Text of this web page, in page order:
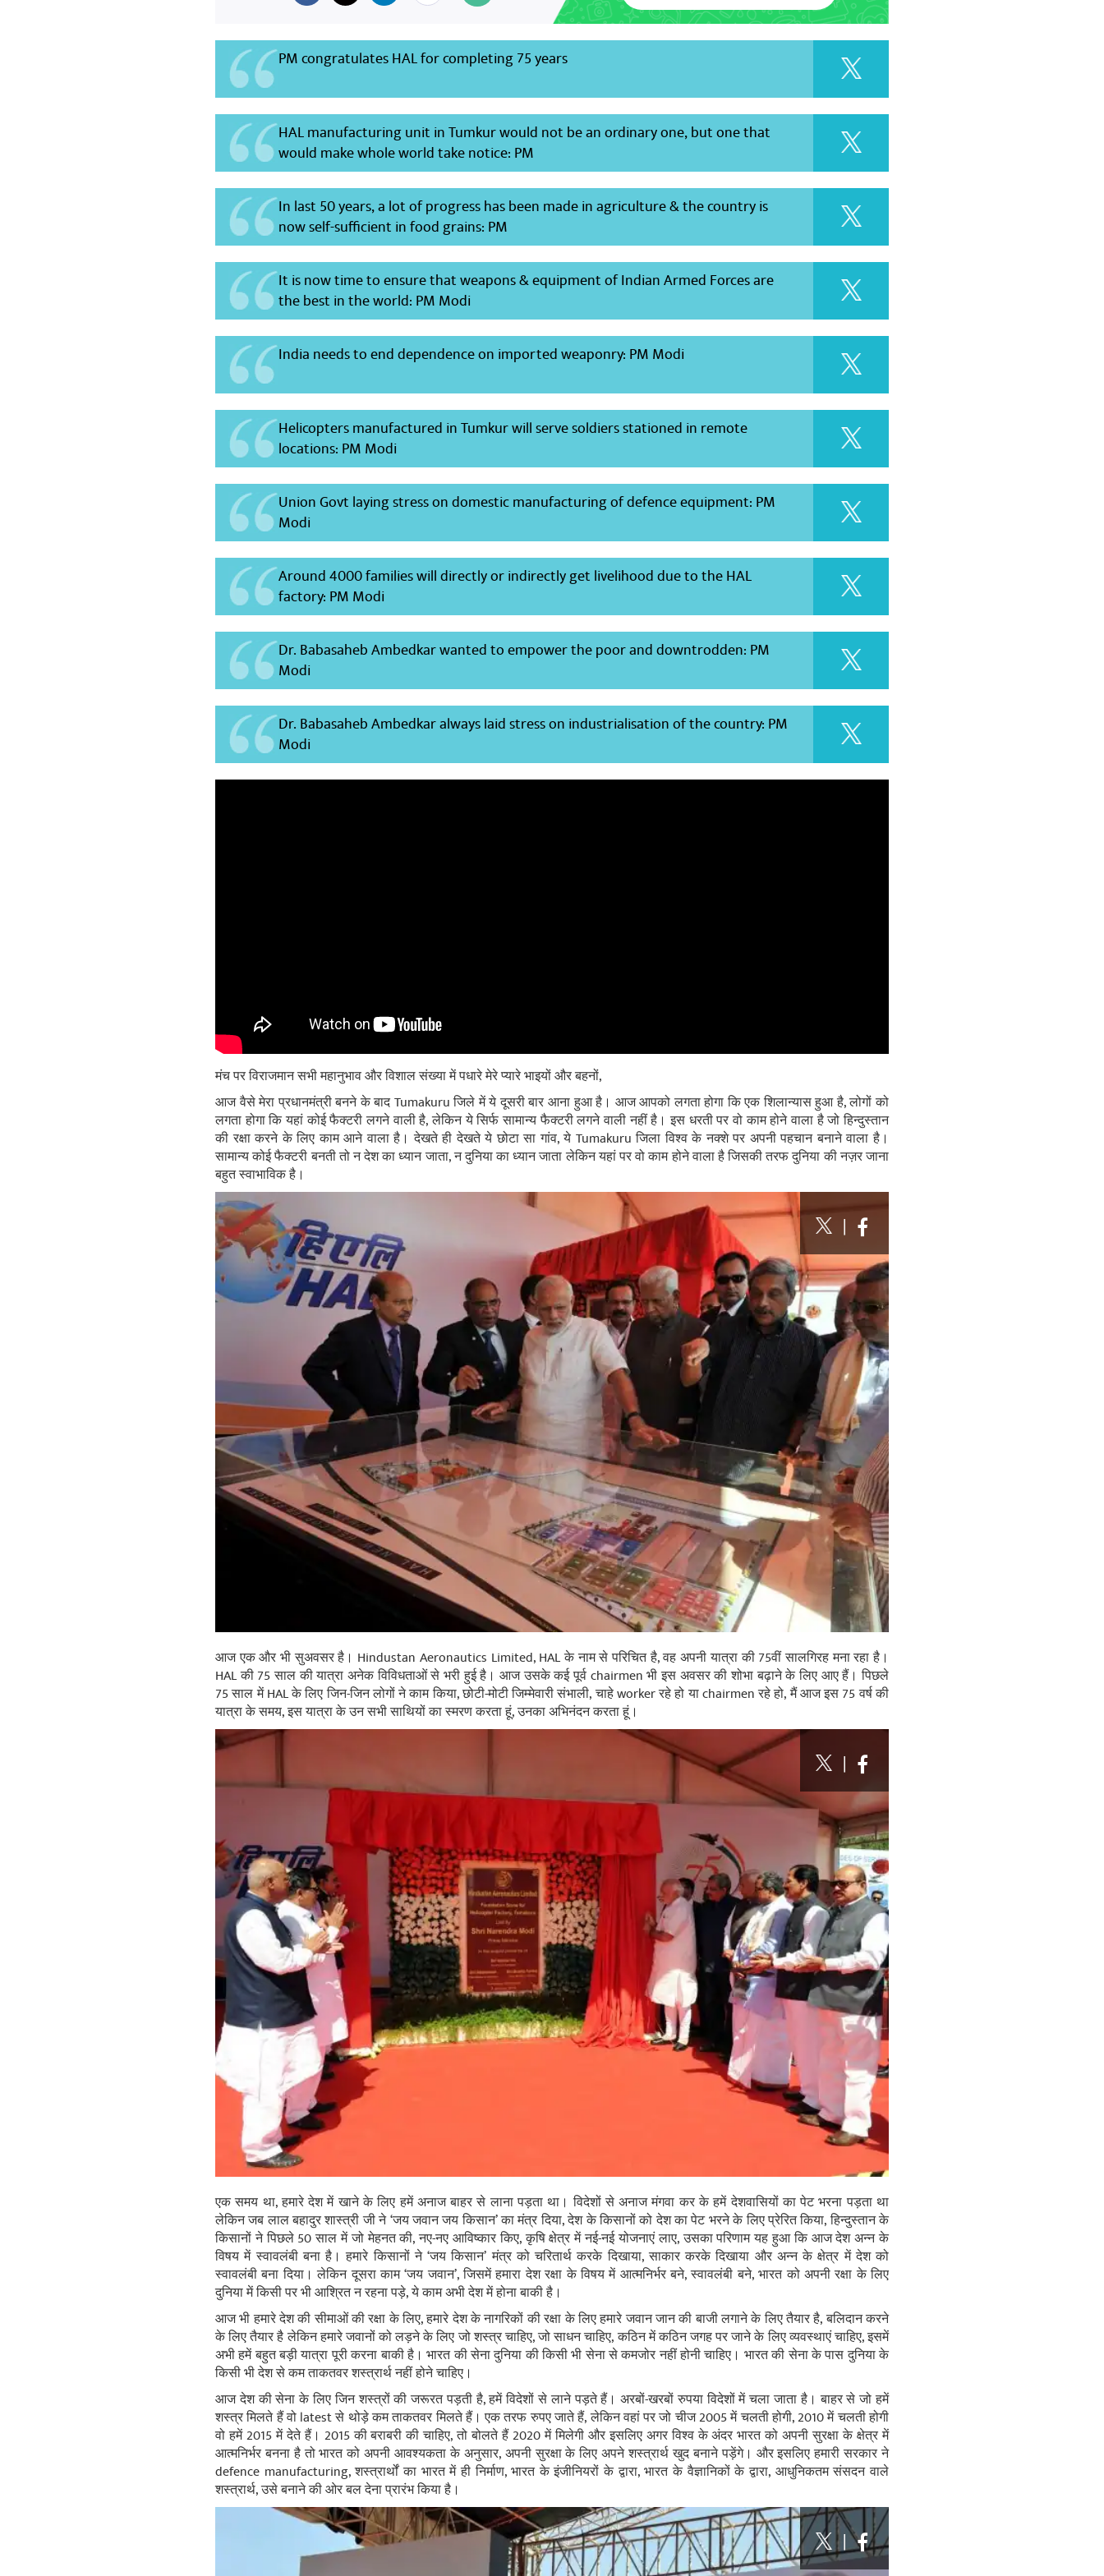
PM congratulates HAL for completing 75 years
HAL manufacturing unit in Tumkur would not be an ordinary one, but one that
would make whole world take notice: PM
In last 50 years, a lot of progress has been made in agriculture & the country is
now self-sufficient in food grains: PM
It is now time to ensure that weapons & equipment of Indian Armed Forces are
the best in the world: PM Modi
India needs to end dependence on imported weaponry: PM Modi
Helicopters manufactured in Tumkur will serve soldiers stationed in remote
locations: PM Modi
Union Govt laying stress on domestic manufacturing of defence equipment: PM
Modi
Around 4000 families will directly or indirectly get livelihood due to the HAL
factory: PM Modi
Dr. Babasaheb Ambedkar wanted to empower the poor and downtrodden: PM
Modi
Dr. Babasaheb Ambedkar always laid stress on industrialisation of the country: PM
Modi
मंच पर विराजमान सभी महानुभाव और विशाल संख्या में पधारे मेरे प्‍यारे भाइयों और बहनों,
आज वैसे मेरा प्रधानमंत्री बनने के बाद Tumakuru जिले में ये दूसरी बार आना हुआ है। आज आपको लगता होगा कि एक शिलान्‍यास हुआ है, लोगों को
लगता होगा कि यहां कोई फैक्‍टरी लगने वाली है, लेकिन ये सिर्फ सामान्‍य फैक्‍टरी लगने वाली नहीं है। इस धरती पर वो काम होने वाला है जो हिन्‍दुस्‍तान
की रक्षा करने के लिए काम आने वाला है। देखते ही देखते ये छोटा सा गांव, ये Tumakuru जिला विश्‍व के नक्‍शे पर अपनी पहचान बनाने वाला है।
सामान्‍य कोई फैक्‍टरी बनती तो न देश का ध्‍यान जाता, न दुनिया का ध्‍यान जाता लेकिन यहां पर वो काम होने वाला है जिसकी तरफ दुनिया की नज़र जाना
बहुत स्‍वाभाविक है।
|
आज एक और भी सुअवसर है। Hindustan Aeronautics Limited, HAL के नाम से परिचित है, वह अपनी यात्रा की 75वीं सालगिरह मना रहा है।
HAL की 75 साल की यात्रा अनेक विविधताओं से भरी हुई है। आज उसके कई पूर्व chairmen भी इस अवसर की शोभा बढ़ाने के लिए आए हैं। पिछले
75 साल में HAL के लिए जिन-जिन लोगों ने काम किया, छोटी-मोटी जिम्‍मेवारी संभाली, चाहे worker रहे हो या chairmen रहे हो, मैं आज इस 75 वर्ष की
यात्रा के समय, इस यात्रा के उन सभी साथियों का स्‍मरण करता हूं, उनका अभिनंदन करता हूं।
|
एक समय था, हमारे देश में खाने के लिए हमें अनाज बाहर से लाना पड़ता था। विदेशों से अनाज मंगवा कर के हमें देशवासियों का पेट भरना पड़ता था
लेकिन जब लाल बहादुर शास्‍त्री जी ने ‘जय जवान जय किसान’ का मंत्र दिया, देश के किसानों को देश का पेट भरने के लिए प्रेरित किया, हिन्‍दुस्‍तान के
किसानों ने पिछले 50 साल में जो मेहनत की, नए-नए आविष्‍कार किए, कृषि क्षेत्र में नई-नई योजनाएं लाए, उसका परिणाम यह हुआ कि आज देश अन्‍न के
विषय में स्‍वावलंबी बना है। हमारे किसानों ने ‘जय किसान’ मंत्र को चरितार्थ करके दिखाया, साकार करके दिखाया और अन्‍न के क्षेत्र में देश को
स्‍वावलंबी बना दिया। लेकिन दूसरा काम ‘जय जवान’, जिसमें हमारा देश रक्षा के विषय में आत्‍मनिर्भर बने, स्‍वावलंबी बने, भारत को अपनी रक्षा के लिए
दुनिया में किसी पर भी आश्रित न रहना पड़े, ये काम अभी देश में होना बाकी है।
आज भी हमारे देश की सीमाओं की रक्षा के लिए, हमारे देश के नागरिकों की रक्षा के लिए हमारे जवान जान की बाजी लगाने के लिए तैयार है, बलिदान करने
के लिए तैयार है लेकिन हमारे जवानों को लड़ने के लिए जो शस्‍त्र चाहिए, जो साधन चाहिए, कठिन में कठिन जगह पर जाने के लिए व्‍यवस्‍थाएं चाहिए, इसमें
अभी हमें बहुत बड़ी यात्रा पूरी करना बाकी है। भारत की सेना दुनिया की किसी भी सेना से कमजोर नहीं होनी चाहिए। भारत की सेना के पास दुनिया के
किसी भी देश से कम ताकतवर शस्‍त्रार्थ नहीं होने चाहिए।
आज देश की सेना के लिए जिन शस्‍त्रों की जरूरत पड़ती है, हमें विदेशों से लाने पड़ते हैं। अरबों-खरबों रुपया विदेशों में चला जाता है। बाहर से जो हमें
शस्‍त्र मिलते हैं वो latest से थोड़े कम ताकतवर मिलते हैं। एक तरफ रुपए जाते हैं, लेकिन वहां पर जो चीज 2005 में चलती होगी, 2010 में चलती होगी
वो हमें 2015 में देते हैं। 2015 की बराबरी की चाहिए, तो बोलते हैं 2020 में मिलेगी और इसलिए अगर विश्‍व के अंदर भारत को अपनी सुरक्षा के क्षेत्र में
आत्‍मनिर्भर बनना है तो भारत को अपनी आवश्‍यकता के अनुसार, अपनी सुरक्षा के लिए अपने शस्‍त्रार्थ खुद बनाने पड़ेंगे। और इसलिए हमारी सरकार ने
defence manufacturing, शस्‍त्रार्थों का भारत में ही निर्माण, भारत के इंजीनियरों के द्वारा, भारत के वैज्ञानिकों के द्वारा, आधुनिकतम संसदन वाले
शस्‍त्रार्थ, उसे बनाने की ओर बल देना प्रारंभ किया है।
|